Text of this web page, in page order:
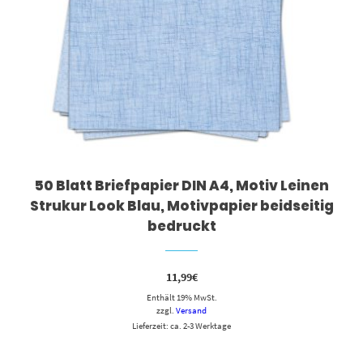
50 Blatt Briefpapier DIN A4, Motiv Leinen
Strukur Look Blau, Motivpapier beidseitig
bedruckt
11,99€
Enthält 19% MwSt.
zzgl. Versand
Lieferzeit: ca. 2-3 Werktage